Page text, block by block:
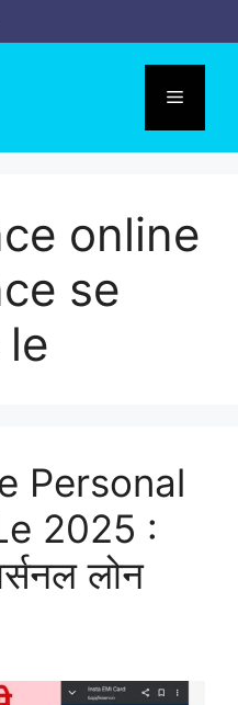
Menu
online
se
Personal
2025 :
लोन